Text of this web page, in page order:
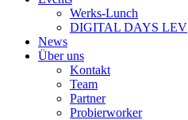
Werks-Lunch
DIGITAL DAYS LEV
News
Über uns
Kontakt
Team
Partner
Probierworker